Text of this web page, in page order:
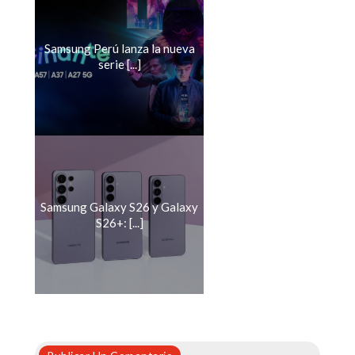
Samsung Perú lanza la nueva
serie [...]
Samsung Galaxy S26 y Galaxy
S26+: [...]